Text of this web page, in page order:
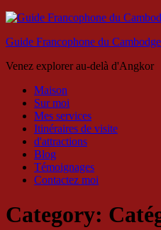
Guide Francophone du Cambodge
Venez explorer au-delà d'Angkor
Maison
Sur moi
Mes services
Itinéraires de visite
d'attractions
Blog
Témoignages
Contactez moi
Category: